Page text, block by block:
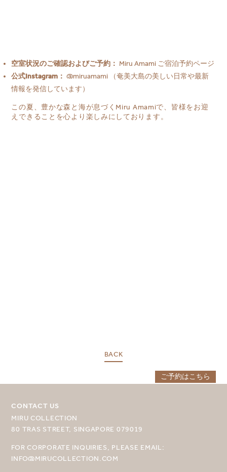
ご予約はこちら
空室状況のご確認およびご予約： Miru Amami ご宿泊予約ページ
公式Instagram： @miruamami （奄美大島の美しい日常や最新
情報を発信しています）
この夏、豊かな森と海が息づくMiru Amamiで、皆様をお迎
えできることを心より楽しみにしております。
BACK
CONTACT US
MIRU COLLECTION
80 TRAS STREET, SINGAPORE 079019
FOR CORPORATE INQUIRIES, PLEASE EMAIL:
INFO@MIRUCOLLECTION.COM